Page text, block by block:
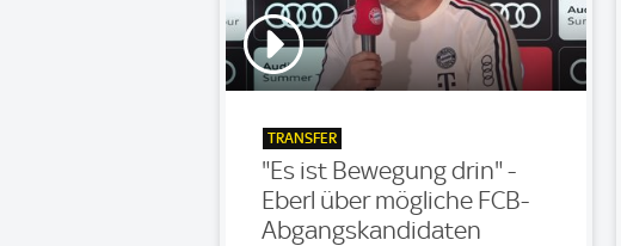
TRANSFER
"Es ist Bewegung drin" -
Eberl über mögliche FCB-
Abgangskandidaten